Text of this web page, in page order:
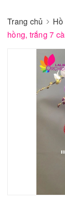
Trang chủ
hồng, trắng 7